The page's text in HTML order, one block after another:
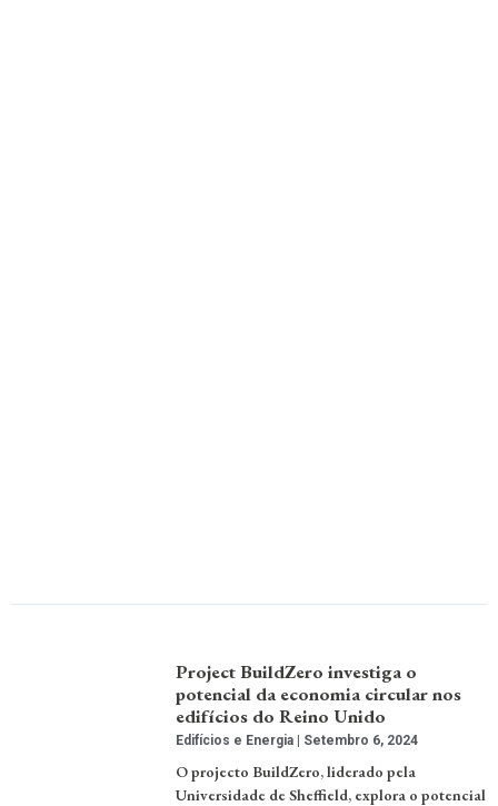
Project BuildZero investiga o
potencial da economia circular nos
edifícios do Reino Unido
Edifícios e Energia Setembro 6, 2024
O projecto BuildZero, liderado pela
Universidade de Sheffield, explora o potencial